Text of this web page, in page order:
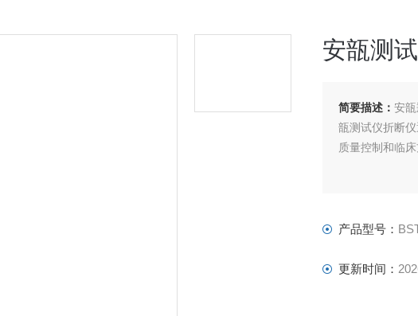
安瓿测
简要描述：安
瓿测试仪折断
质量控制和临
产品型号：
更新时间：